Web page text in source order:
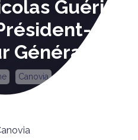
Guérin
Général
Canovia